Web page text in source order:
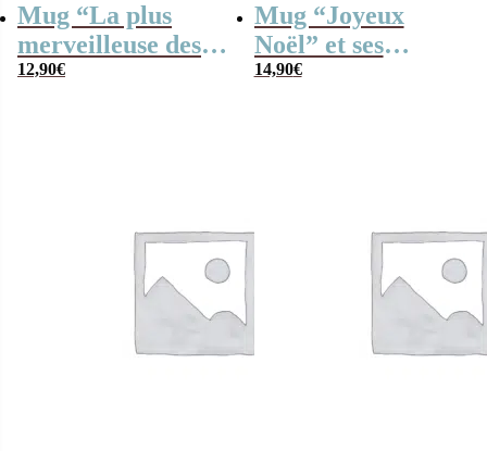
Mug “La plus
merveilleuse des
mamans” et ses
12,90€
Mug “Joyeux
Noël” et ses
confiseries rétro –
14,90€